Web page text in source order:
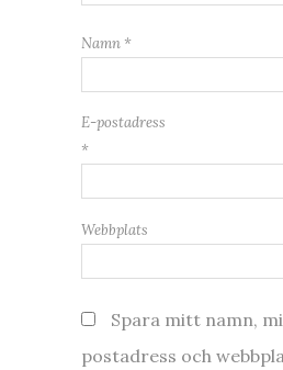
Namn *
E-postadress
*
Webbplats
Spara mitt namn,
postadress och